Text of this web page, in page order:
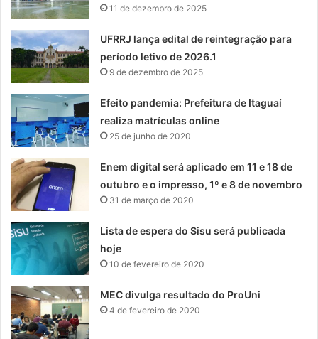
11 de dezembro de 2025
UFRRJ lança edital de reintegração para
período letivo de 2026.1
9 de dezembro de 2025
Efeito pandemia: Prefeitura de Itaguaí
realiza matrículas online
25 de junho de 2020
Enem digital será aplicado em 11 e 18 de
outubro e o impresso, 1º e 8 de novembro
31 de março de 2020
Lista de espera do Sisu será publicada
hoje
10 de fevereiro de 2020
MEC divulga resultado do ProUni
4 de fevereiro de 2020